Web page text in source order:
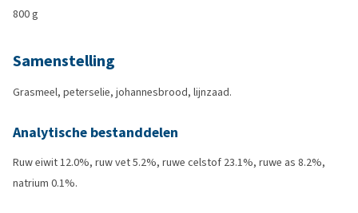
800 g
Samenstelling
Grasmeel, peterselie, johannesbrood, lijnzaad.
Analytische bestanddelen
Ruw eiwit 12.0%, ruw vet 5.2%, ruwe celstof 23.1%, ruwe as 8.2%,
natrium 0.1%.